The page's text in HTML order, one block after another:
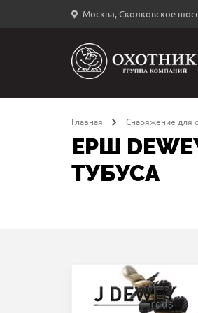
Москва, Сколковское
Главная Снаряжение для
ЕРШ
ТУБУСА